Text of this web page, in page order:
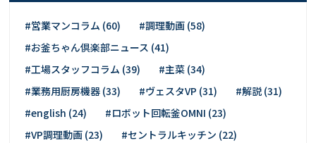
#営業マンコラム (60)
#調理動画 (58)
#お釜ちゃん倶楽部ニュース (41)
#工場スタッフコラム (39)
#主菜 (34)
#業務用厨房機器 (33)
#ヴェスタVP (31)
#解説 (31)
#english (24)
#ロボット回転釜OMNI (23)
#VP調理動画 (23)
#セントラルキッチン (22)